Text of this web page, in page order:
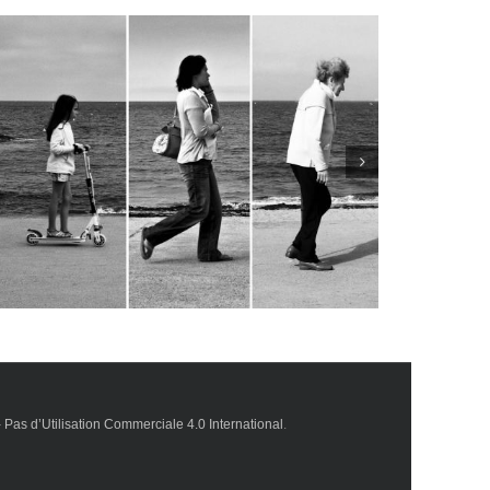
Cohérence cardiaque et sophrologie : quelles
différences ?
d’Utilisation Commerciale 4.0 International .